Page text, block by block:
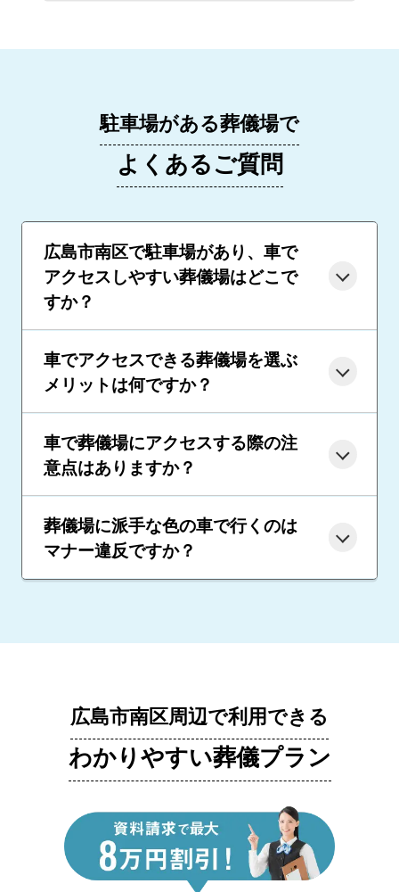
駐車場がある葬儀場で
よくあるご質問
広島市南区で駐車場があり、車で
アクセスしやすい葬儀場はどこで
すか？
車でアクセスできる葬儀場を選ぶ
メリットは何ですか？
車で葬儀場にアクセスする際の注
意点はありますか？
葬儀場に派手な色の車で行くのは
マナー違反ですか？
広島市南区周辺で利用できる
わかりやすい葬儀プラン